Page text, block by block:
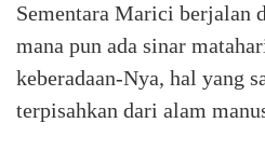
Sementara Marici berjalan
mana pun ada sinar
keberadaan-Nya, hal yang
terpisahkan dari alam